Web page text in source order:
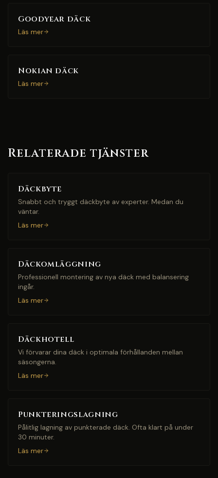
Goodyear däck
Läs mer
Nokian däck
Läs mer
Relaterade tjänster
Däckbyte
Snabbt och tryggt däckbyte av experter. Medan du
väntar.
Läs mer
Däckomläggning
Professionell montering av nya däck med balansering
ingår.
Läs mer
Däckhotell
Vi förvarar dina däck i optimala förhållanden mellan
säsongerna.
Läs mer
Punkteringslagning
Pålitlig lagning av punkterade däck. Ofta klart på under
30 minuter.
Läs mer